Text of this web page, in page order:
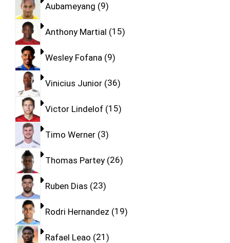
Aubameyang 9
Anthony Martial 15
Wesley Fofana 9
Vinicius Junior 36
Victor Lindelof 15
Timo Werner 3
Thomas Partey 26
Ruben Dias 23
Rodri Hernandez 19
Rafael Leao 21